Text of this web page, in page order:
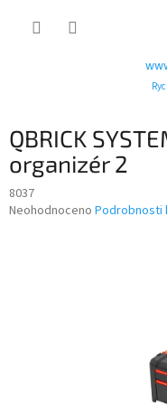
QBRICK
organizér 2
8037
Průměrné
Neohodnoceno Podrobnosti